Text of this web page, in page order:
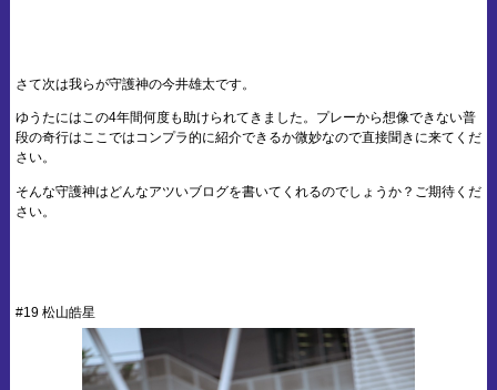
さて次は我らが守護神の今井雄太です。
ゆうたにはこの4年間何度も助けられてきました。プレーから想像できない普
段の奇行はここではコンプラ的に紹介できるか微妙なので直接聞きに来てくだ
さい。
そんな守護神はどんなアツいブログを書いてくれるのでしょうか？ご期待くだ
さい。
#19 松山皓星